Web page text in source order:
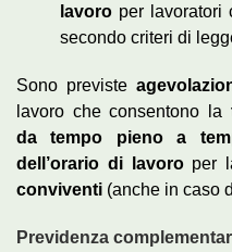
lavoro per lavoratori
secondo criteri di
Sono previste
lavoro che consentono la
da tempo pieno a
dell’orario di lavoroper
conviventi (anche in caso
Previdenza